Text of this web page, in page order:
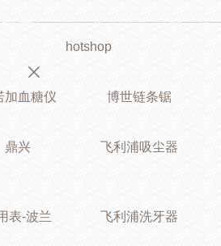
hotshop
加血糖仪 博世链条锯
鼎兴 飞利浦吸尘器
表-波兰 飞利浦洗牙器